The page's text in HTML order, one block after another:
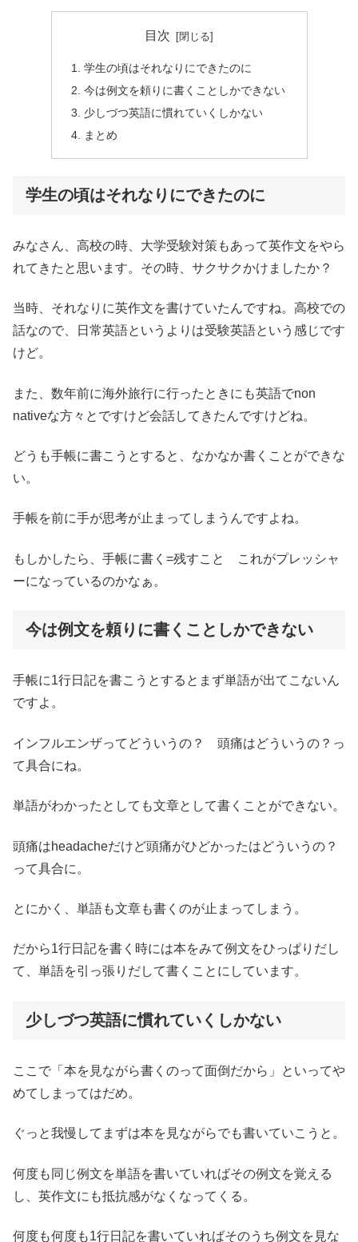
目次
学生の頃はそれなりにできたのに
今は例文を頼りに書くことしかできない
少しづつ英語に慣れていくしかない
まとめ
学生の頃はそれなりにできたのに
みなさん、高校の時、大学受験対策もあって英作文をやら
れてきたと思います。その時、サクサクかけましたか？
当時、それなりに英作文を書けていたんですね。高校での
話なので、日常英語というよりは受験英語という感じです
けど。
また、数年前に海外旅行に行ったときにも英語でnon
nativeな方々とですけど会話してきたんですけどね。
どうも手帳に書こうとすると、なかなか書くことができな
い。
手帳を前に手が思考が止まってしまうんですよね。
もしかしたら、手帳に書く=残すこと これがプレッシャ
ーになっているのかなぁ。
今は例文を頼りに書くことしかできない
手帳に1行日記を書こうとするとまず単語が出てこないん
ですよ。
インフルエンザってどういうの？ 頭痛はどういうの？っ
て具合にね。
単語がわかったとしても文章として書くことができない。
頭痛はheadacheだけど頭痛がひどかったはどういうの？
って具合に。
とにかく、単語も文章も書くのが止まってしまう。
だから1行日記を書く時には本をみて例文をひっぱりだし
て、単語を引っ張りだして書くことにしています。
少しづつ英語に慣れていくしかない
ここで「本を見ながら書くのって面倒だから」といってや
めてしまってはだめ。
ぐっと我慢してまずは本を見ながらでも書いていこうと。
何度も同じ例文を単語を書いていればその例文を覚える
し、英作文にも抵抗感がなくなってくる。
何度も何度も1行日記を書いていればそのうち例文を見な